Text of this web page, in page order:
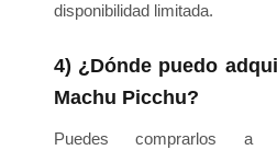
disponibilidad limitada.
4) ¿Dónde puedo
Machu Picchu?
Puedes comprarlos